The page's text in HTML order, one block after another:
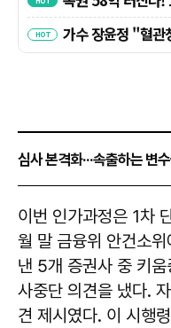
심사 본격화···속출하는 변
이번 인가과정은 1차
월 말 금융위 안건소
낸 5개 증권사 중 키
사중단 의견을 냈다.
견 제시였다. 이 시행